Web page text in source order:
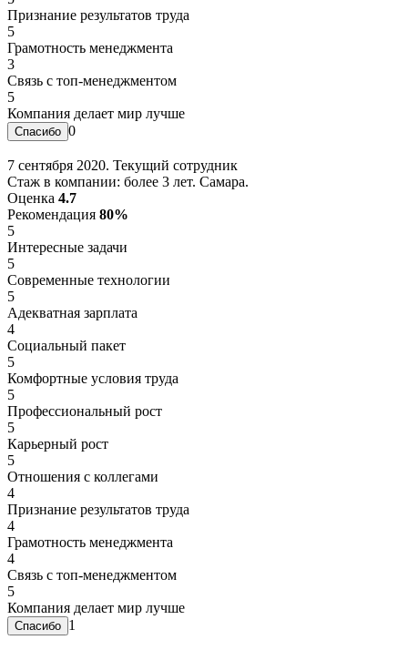
Признание результатов труда
5
Грамотность менеджмента
3
Связь с топ-менеджментом
5
Компания делает мир лучше
0
7 сентября 2020. Текущий сотрудник
Стаж в компании: более 3 лет. Самара.
Оценка 4.7
Рекомендация 80%
5
Интересные задачи
5
Современные технологии
5
Адекватная зарплата
4
Социальный пакет
5
Комфортные условия труда
5
Профессиональный рост
5
Карьерный рост
5
Отношения с коллегами
4
Признание результатов труда
4
Грамотность менеджмента
4
Связь с топ-менеджментом
5
Компания делает мир лучше
1